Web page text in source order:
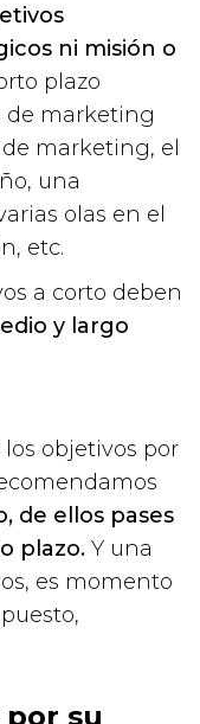
ni misión o
plazo
de marketing
marketing, el
una
olas en el
etc.
a corto deben
y largo
objetivos por
de ellos pases
plazo. Y una
es momento
su